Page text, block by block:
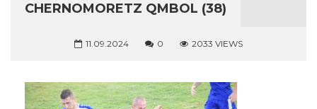
CHERNOMORETZ QMBOL (38)
11.09.2024 0 2033 VIEWS